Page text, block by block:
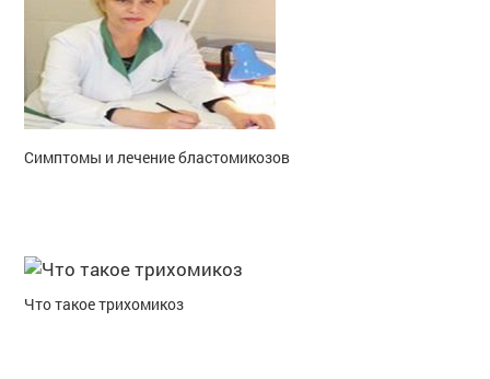
Симптомы и лечение бластомикозов
Что такое трихомикоз